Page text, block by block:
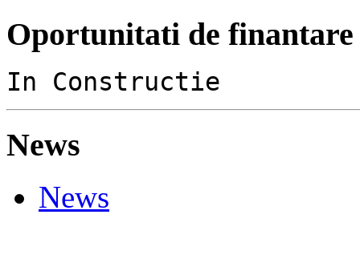
Oportunitati de finantare
In Constructie
News
News